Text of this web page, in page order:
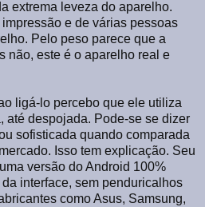
extrema leveza do aparelho.
e de várias pessoas
Pelo peso parece que a
não, este é o aparelho real e
ligá-lo percebo que ele utiliza
até despojada. Pode-se se dizer
sofisticada quando comparada
Isso tem explicação. Seu
versão do Android 100%
interface, sem penduricalhos
como Asus, Samsung,